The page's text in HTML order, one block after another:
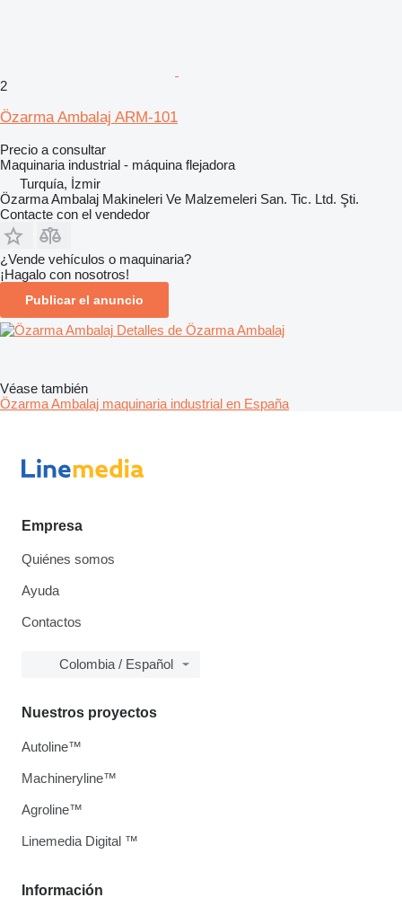
2
Özarma Ambalaj ARM-101
Precio a consultar
Maquinaria industrial - máquina flejadora
Turquía, İzmir
Özarma Ambalaj Makineleri Ve Malzemeleri San. Tic. Ltd. Şti.
Contacte con el vendedor
¿Vende vehículos o maquinaria?
¡Hagalo con nosotros!
Publicar el anuncio
Detalles de Özarma Ambalaj
Véase también
Özarma Ambalaj maquinaria industrial en España
Empresa
Quiénes somos
Ayuda
Contactos
Colombia / Español
Información
Nuestros proyectos
Autoline™
Machineryline™
Agroline™
Linemedia Digital ™